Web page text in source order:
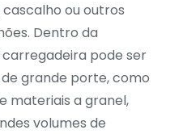
ou outros
Dentro da
pode ser
grande porte, como
materiais a granel,
volumes de